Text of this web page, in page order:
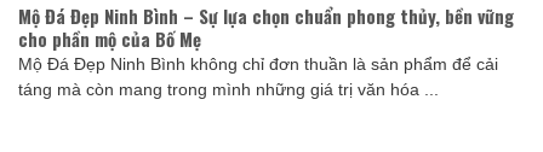
Mộ Đá Đẹp Ninh Bình – Sự lựa chọn chuẩn phong thủy, bền vững
cho phần mộ của Bố Mẹ
Mộ Đá Đẹp Ninh Bình không chỉ đơn thuần là sản phẩm để cải
táng mà còn mang trong mình những giá trị văn hóa ...